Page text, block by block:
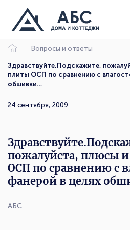
Вопросы и ответы
Здравствуйте.Подскажите,
плиты ОСП по сравнению с
обшивки…
АБС
24 сентября, 2009
пожалуйста, плюсы
ОСП по сравнению с
фанерой в целях